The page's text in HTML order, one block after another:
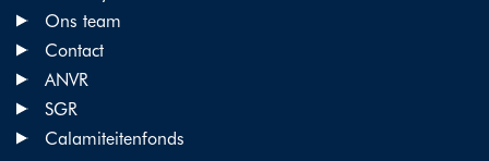
Ons team
Contact
ANVR
SGR
Calamiteitenfonds